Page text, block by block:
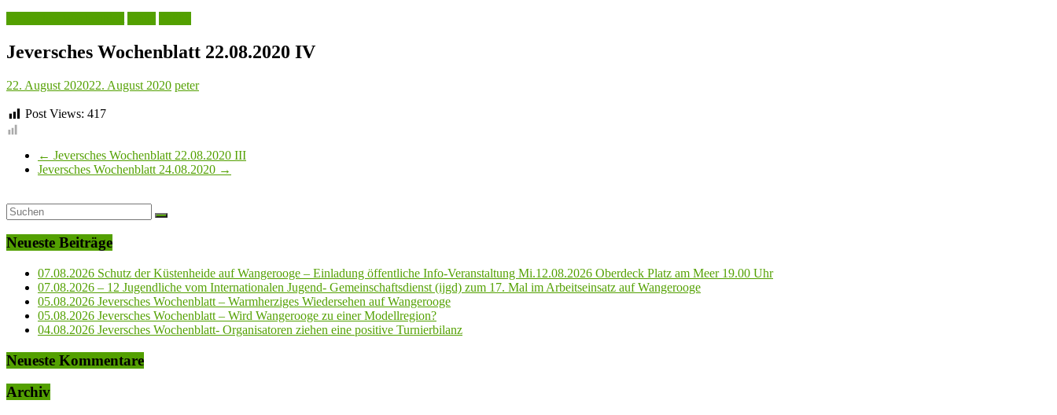
Jeversches Wochenblatt 22.08.2020 IV
22. August 202022. August 2020 peter
Post Views: 417
← Jeversches Wochenblatt 22.08.2020 III
Jeversches Wochenblatt 24.08.2020 →
Neueste Beiträge
07.08.2026 Schutz der Küstenheide auf Wangerooge – Einladung öffentliche Info-Veranstaltung Mi.12.08.2026 Oberdeck Platz am Meer 19.00 Uhr
07.08.2026 – 12 Jugendliche vom Internationalen Jugend- Gemeinschaftsdienst (ijgd) zum 17. Mal im Arbeitseinsatz auf Wangerooge
05.08.2026 Jeversches Wochenblatt – Warmherziges Wiedersehen auf Wangerooge
05.08.2026 Jeversches Wochenblatt – Wird Wangerooge zu einer Modellregion?
04.08.2026 Jeversches Wochenblatt- Organisatoren ziehen eine positive Turnierbilanz
Neueste Kommentare
Archiv